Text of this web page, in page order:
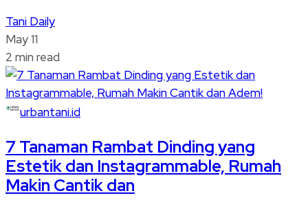
Tani Daily
May 11
2 min read
urbantani.id
7 Tanaman Rambat Dinding yang
Estetik dan Instagrammable, Rumah
Makin Cantik dan